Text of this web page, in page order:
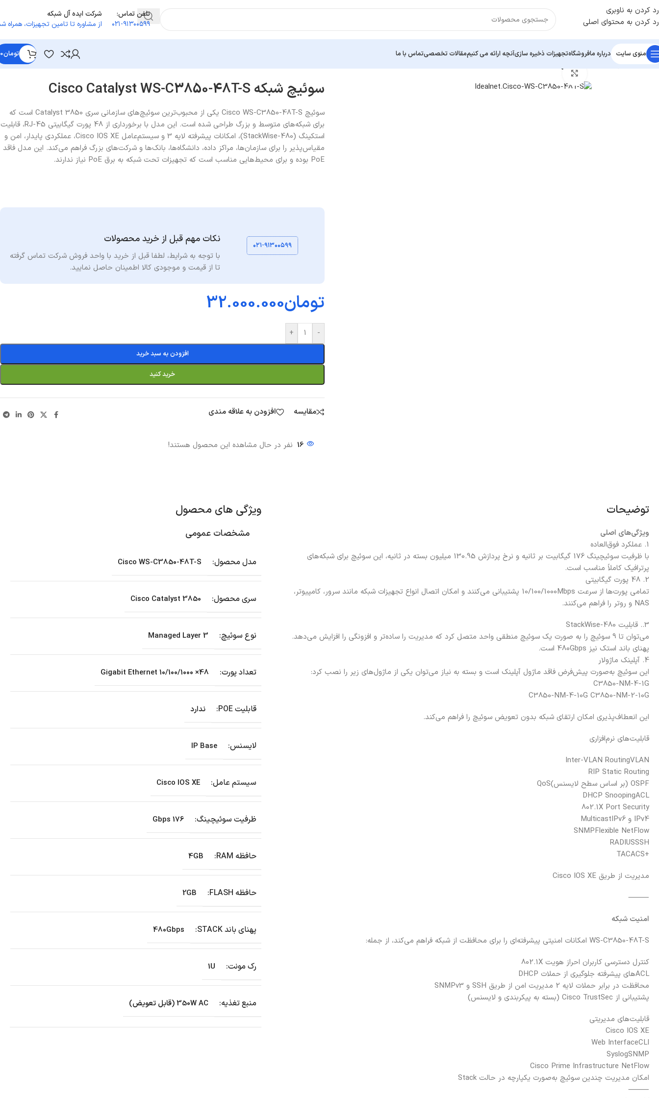
رد کردن به ناوبری
رد کردن به محتوای اصلی
تلفن تماس:
۰۲۱-۹۱۳۰۰۵۹۹
شرکت ایده آل شبکه
از مشاوره تا تامین تجهیزات، همراه
منوی سایت درباره مافروشگاهتجهیزات ذخیره سازیآنچه ارائه می کنیممقالات تخصصیتماس با ما تومان0
خانه/محصولات سیسکو
سوئیچ شبکه Cisco Catalyst WS-C3850-48T-S
سوئیچ Cisco WS-C3850-48T-S یکی از محبوب‌ترین سوئیچ‌های سازمانی سری Catalyst 3850 است که
برای شبکه‌های متوسط و بزرگ طراحی شده است. این مدل با برخورداری از 48 پورت گیگابیتی RJ-45، قابلیت
استکینگ (StackWise-480)، امکانات پیشرفته لایه 3 و سیستم‌عامل Cisco IOS XE، عملکردی پایدار، امن و
مقیاس‌پذیر را برای سازمان‌ها، مراکز داده، دانشگاه‌ها، بانک‌ها و شرکت‌های بزرگ فراهم می‌کند. این مدل فاقد
PoE بوده و برای محیط‌هایی مناسب است که تجهیزات تحت شبکه به برق PoE نیاز ندارند.
۰۲۱-۹۱۳۰۰۵۹۹ نکات مهم قبل از خرید محصولات
با توجه به شرایط، لطفا قبل از خرید با واحد فروش شرکت تماس گرفته
تا از قیمت و موجودی کالا اطمینان حاصل نمایید.
تومان32.000.000
-
+
افزودن به سبد خرید
خرید کنید
مقایسه افزودن به علاقه مندی
16 نفر در حال مشاهده این محصول هستند!
توضیحات
ویژگی‌های اصلی
1. عملکرد فوق‌العاده
با ظرفیت سوئیچینگ 176 گیگابیت بر ثانیه و نرخ پردازش 130.95 میلیون بسته در ثانیه، این سوئیچ برای شبکه‌های
پرترافیک کاملاً مناسب است.
2. 48 پورت گیگابیتی
تمامی پورت‌ها از سرعت 10/100/1000Mbps پشتیبانی می‌کنند و امکان اتصال انواع تجهیزات شبکه مانند سرور، کامپیوتر،
NAS و روتر را فراهم می‌کنند.
3. . قابلیت StackWise-480
می‌توان تا 9 سوئیچ را به صورت یک سوئیچ منطقی واحد متصل کرد که مدیریت را ساده‌تر و افزونگی را افزایش می‌دهد.
پهنای باند استک نیز 480Gbps است.
4. آپلینک ماژولار
این سوئیچ به‌صورت پیش‌فرض فاقد ماژول آپلینک است و بسته به نیاز می‌توان یکی از ماژول‌های زیر را نصب کرد:
C3850-NM-4-1G
C3850-NM-2-10G
این انعطاف‌پذیری امکان ارتقای شبکه بدون تعویض سوئیچ را فراهم می‌کند.
قابلیت‌های نرم‌افزاری
VLAN
Inter-VLAN Routing
Static Routing
OSPF (بر اساس سطح لایسنس)
QoS
ACL
DHCP Snooping
Port Security
IPv4 و IPv6
Multicast
Flexible NetFlow
SNMP
SSH
RADIUS
TACACS+
مدیریت از طریق Cisco IOS XE
⸻
امنیت شبکه
WS-C3850-48T-S امکانات امنیتی پیشرفته‌ای را برای محافظت از شبکه فراهم می‌کند، از جمله:
کنترل دسترسی کاربران احراز هویت 802.1X
ACLهای پیشرفته
جلوگیری از حملات DHCP
محافظت در برابر حملات لایه 2
مدیریت امن از طریق SSH و SNMPv3
پشتیبانی از Cisco TrustSec (بسته به پیکربندی و لایسنس)
قابلیت‌های مدیریتی
Cisco IOS XE
CLI
Web Interface
SNMP
Syslog
NetFlow
امکان مدیریت چندین سوئیچ به‌صورت یکپارچه در حالت Stack
⸻
ویژگی های محصول
مشخصات عمومی
مدل محصول: Cisco WS-C3850-48T-S
سری محصول: Cisco Catalyst 3850
نوع سوئیچ: Managed Layer 3
تعداد پورت: 48× 10/100/1000 Gigabit Ethernet
قابلیت POE: ندارد
لایسنس: IP Base
سیستم عامل: Cisco IOS XE
ظرفیت سوئیچینگ: 176 Gbps
حافظه RAM: 4GB
حافظه FLASH: 2GB
پهنای باند STACK: 480Gbps
رک مونت: 1U
منبع تغذیه: 350W AC (قابل تعویض)